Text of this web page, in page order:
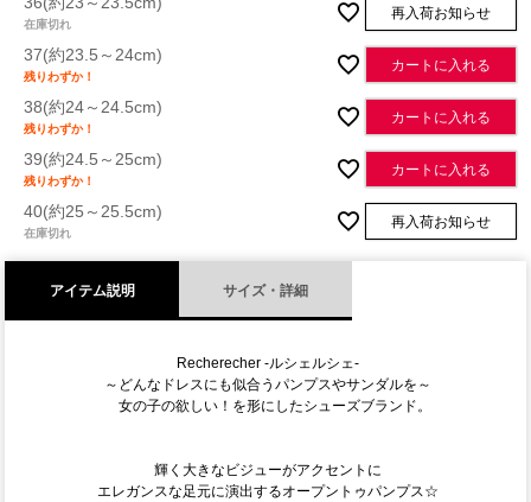
在庫切れ
再入荷お知らせ
37(約23.5～24cm)
残りわずか！
カートに入れる
38(約24～24.5cm)
残りわずか！
カートに入れる
39(約24.5～25cm)
残りわずか！
カートに入れる
40(約25～25.5cm)
在庫切れ
再入荷お知らせ
アイテム説明 サイズ・詳細
Recherecher -ルシェルシェ-
～どんなドレスにも似合うパンプスやサンダルを～
女の子の欲しい！を形にしたシューズブランド。
輝く大きなビジューがアクセントに
エレガンスな足元に演出するオープントゥパンプス☆